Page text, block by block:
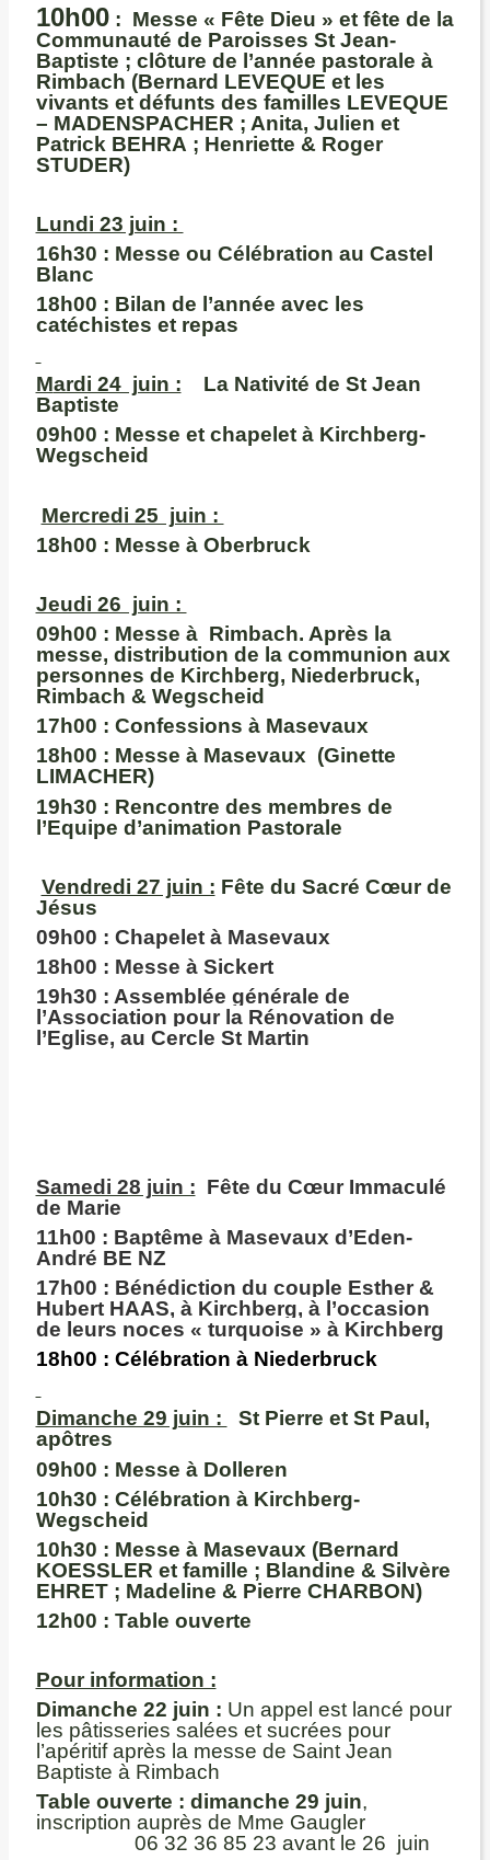
10h00: Messe « Fête Dieu » et fête de la
Communauté de Paroisses St Jean-
Baptiste ; clôture de l’année pastorale à
Rimbach (Bernard LEVEQUE et les
vivants et défunts des familles LEVEQUE
– MADENSPACHER ; Anita, Julien et
Patrick BEHRA ; Henriette & Roger
STUDER)
Lundi 23 juin :
16h30 : Messe ou Célébration au Castel
Blanc
18h00 : Bilan de l’année avec les
catéchistes et repas
Mardi 24 juin : La Nativité de St Jean
Baptiste
09h00 : Messe et chapelet à Kirchberg-
Wegscheid
Mercredi 25 juin :
18h00 : Messe à Oberbruck
Jeudi 26 juin :
09h00 : Messe à Rimbach. Après la
messe, distribution de la communion aux
personnes de Kirchberg, Niederbruck,
Rimbach & Wegscheid
17h00 : Confessions à Masevaux
18h00 : Messe à Masevaux (Ginette
LIMACHER)
19h30 : Rencontre des membres de
l’Equipe d’animation Pastorale
Vendredi 27 juin : Fête du Sacré Cœur de
Jésus
09h00 : Chapelet à Masevaux
18h00 : Messe à Sickert
19h30 : Assemblée générale de
l’Association pour la Rénovation de
l’Eglise, au Cercle St Martin
Samedi 28 juin : Fête du Cœur Immaculé
de Marie
11h00 : Baptême à Masevaux d’Eden-
André BE NZ
17h00 : Bénédiction du couple Esther &
Hubert HAAS, à Kirchberg, à l’occasion
de leurs noces « turquoise » à Kirchberg
18h00 : Célébration à Niederbruck
Dimanche 29 juin :
St Pierre et St Paul,
apôtres
09h00 : Messe à Dolleren
10h30 : Célébration à Kirchberg-
Wegscheid
10h30 : Messe à Masevaux (Bernard
KOESSLER et famille ; Blandine & Silvère
EHRET ; Madeline & Pierre CHARBON)
12h00 : Table ouverte
Pour information :
Dimanche 22 juin : Un appel est lancé pour
les pâtisseries salées et sucrées pour
l’apéritif après la messe de Saint Jean
Baptiste à Rimbach
Table ouverte : dimanche 29 juin,
inscription auprès de Mme Gaugler
06 32 36 85 23 avant le 26 juin